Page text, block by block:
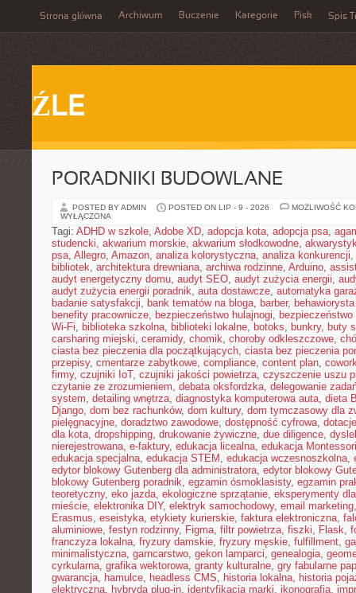
Strona główna Archiwum Buczenie Kategorie Pisk Spis
ŹLE
PORADNIKI BUDOWLANE
POSTED BY ADMIN POSTED ON LIP - 9 - 2026
MOŻLIWOŚĆ
WYŁĄCZONA
Tagi: ADHD w szkole, Adobe XD, adopcja kota, adopcja psa,
studencki, akwarium morskie, akwarium słodkowodne,
psa, Allegro, Amazon, analiza kolorystyczna, analiza konkurencji,
bibliotek, architektura drewniana, archiwa rodzinne, Arduino,
audyt energetyczny domu, audyt SEO, audyt zużycia energii,
audyt zużycia energii poradnik, auta dostawcze, automatyka
badanie satysfakcji, bank tematów na bloga, barber,
benefity pracownicze, bezpieczeństwo hulajnogi,
Wi-Fi, biblioteka szkolna, biblioteki lokalne, botoks, bunkry, buty
carsharing miejski, ceramidy, chomik, choroby odkleszczowe,
ciasta bez pieczenia dla początkujących, ciasta bez pieczenia
przepisy, cmentarze zabytkowe, compliance, content plan,
firmy, czujniki IoT, czujniki jakości powietrza, czyszczenie uszu
czytanie ze zrozumieniem, debata oksfordzka, delegowanie
system, detailing wnętrza, diagnostyka komputerowa auta, dieta
Django, dom bez rachunków, dom kultury, dom tymczasowy dla
pielęgnacyjne, doradztwo zawodowe, dostępność cyfrowa,
dla kota, dropshipping, drukowanie żywiczne, due diligence,
nierejestrowana, e-faktury, edukacja licealna, edukacja Montessori
edukacja specjalna, edukacja STEM , edukacja wczesnoszkolna,
edytor blokowy Gutenberg dla administratora, edytor blokowy
blokowy Gutenberg poradnik, egzamin ósmoklasisty, egzamin
teoretyczny, eko jazda, ekologiczne sprzątanie, eksperymenty
mieście, elektronika DIY, elektryk samochodowy, email marketing
Erasmus, eseistyka, etykiety kurierskie, faktura elektroniczna,
aluminiowe, festyn rodzinny, Figma, filtr powietrza, fiszki, Flask,
franczyza lokalna, fryzury damskie, fryzury męskie, fulfillment,
minimalistyczna, garncarstwo, gekon lamparci, genealogia,
cyrkularna, grafika wektorowa, granty kulturalne, gry fabularne
gwarancja, hamulce, headless CMS, historia lokalna, historia
elektryczna, hybryda plug-in, identyfikacja marki, ikonografia,